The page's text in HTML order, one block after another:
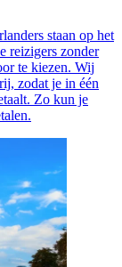
staan op het
reizigers zonder
te kiezen. Wij
zodat je in één
Zo kun je